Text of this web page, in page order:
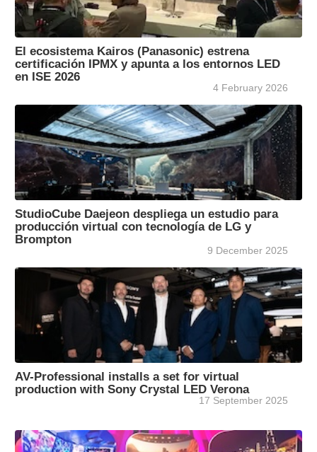
El ecosistema Kairos (Panasonic) estrena
certificación IPMX y apunta a los entornos LED
en ISE 2026
4 February 2026
StudioCube Daejeon despliega un estudio para
producción virtual con tecnología de LG y
Brompton
9 December 2025
AV-Professional installs a set for virtual
production with Sony Crystal LED Verona
17 September 2025